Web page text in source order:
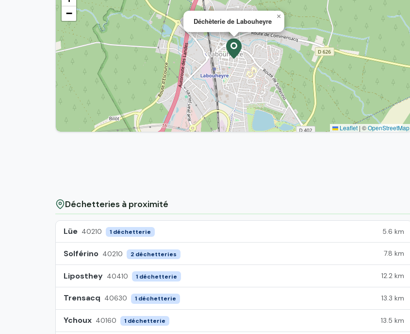
Déchèterie de Labouheyre
×
−
Leaflet | ©OpenStreetMap
Déchetteries à proximité
Lüe 40210 1 déchetterie 5.6 km
Solférino 40210 2 déchetteries 7.8 km
Liposthey 40410 1 déchetterie 12.2 km
Trensacq 40630 1 déchetterie 13.3 km
Ychoux 40160 1 déchetterie 13.5 km